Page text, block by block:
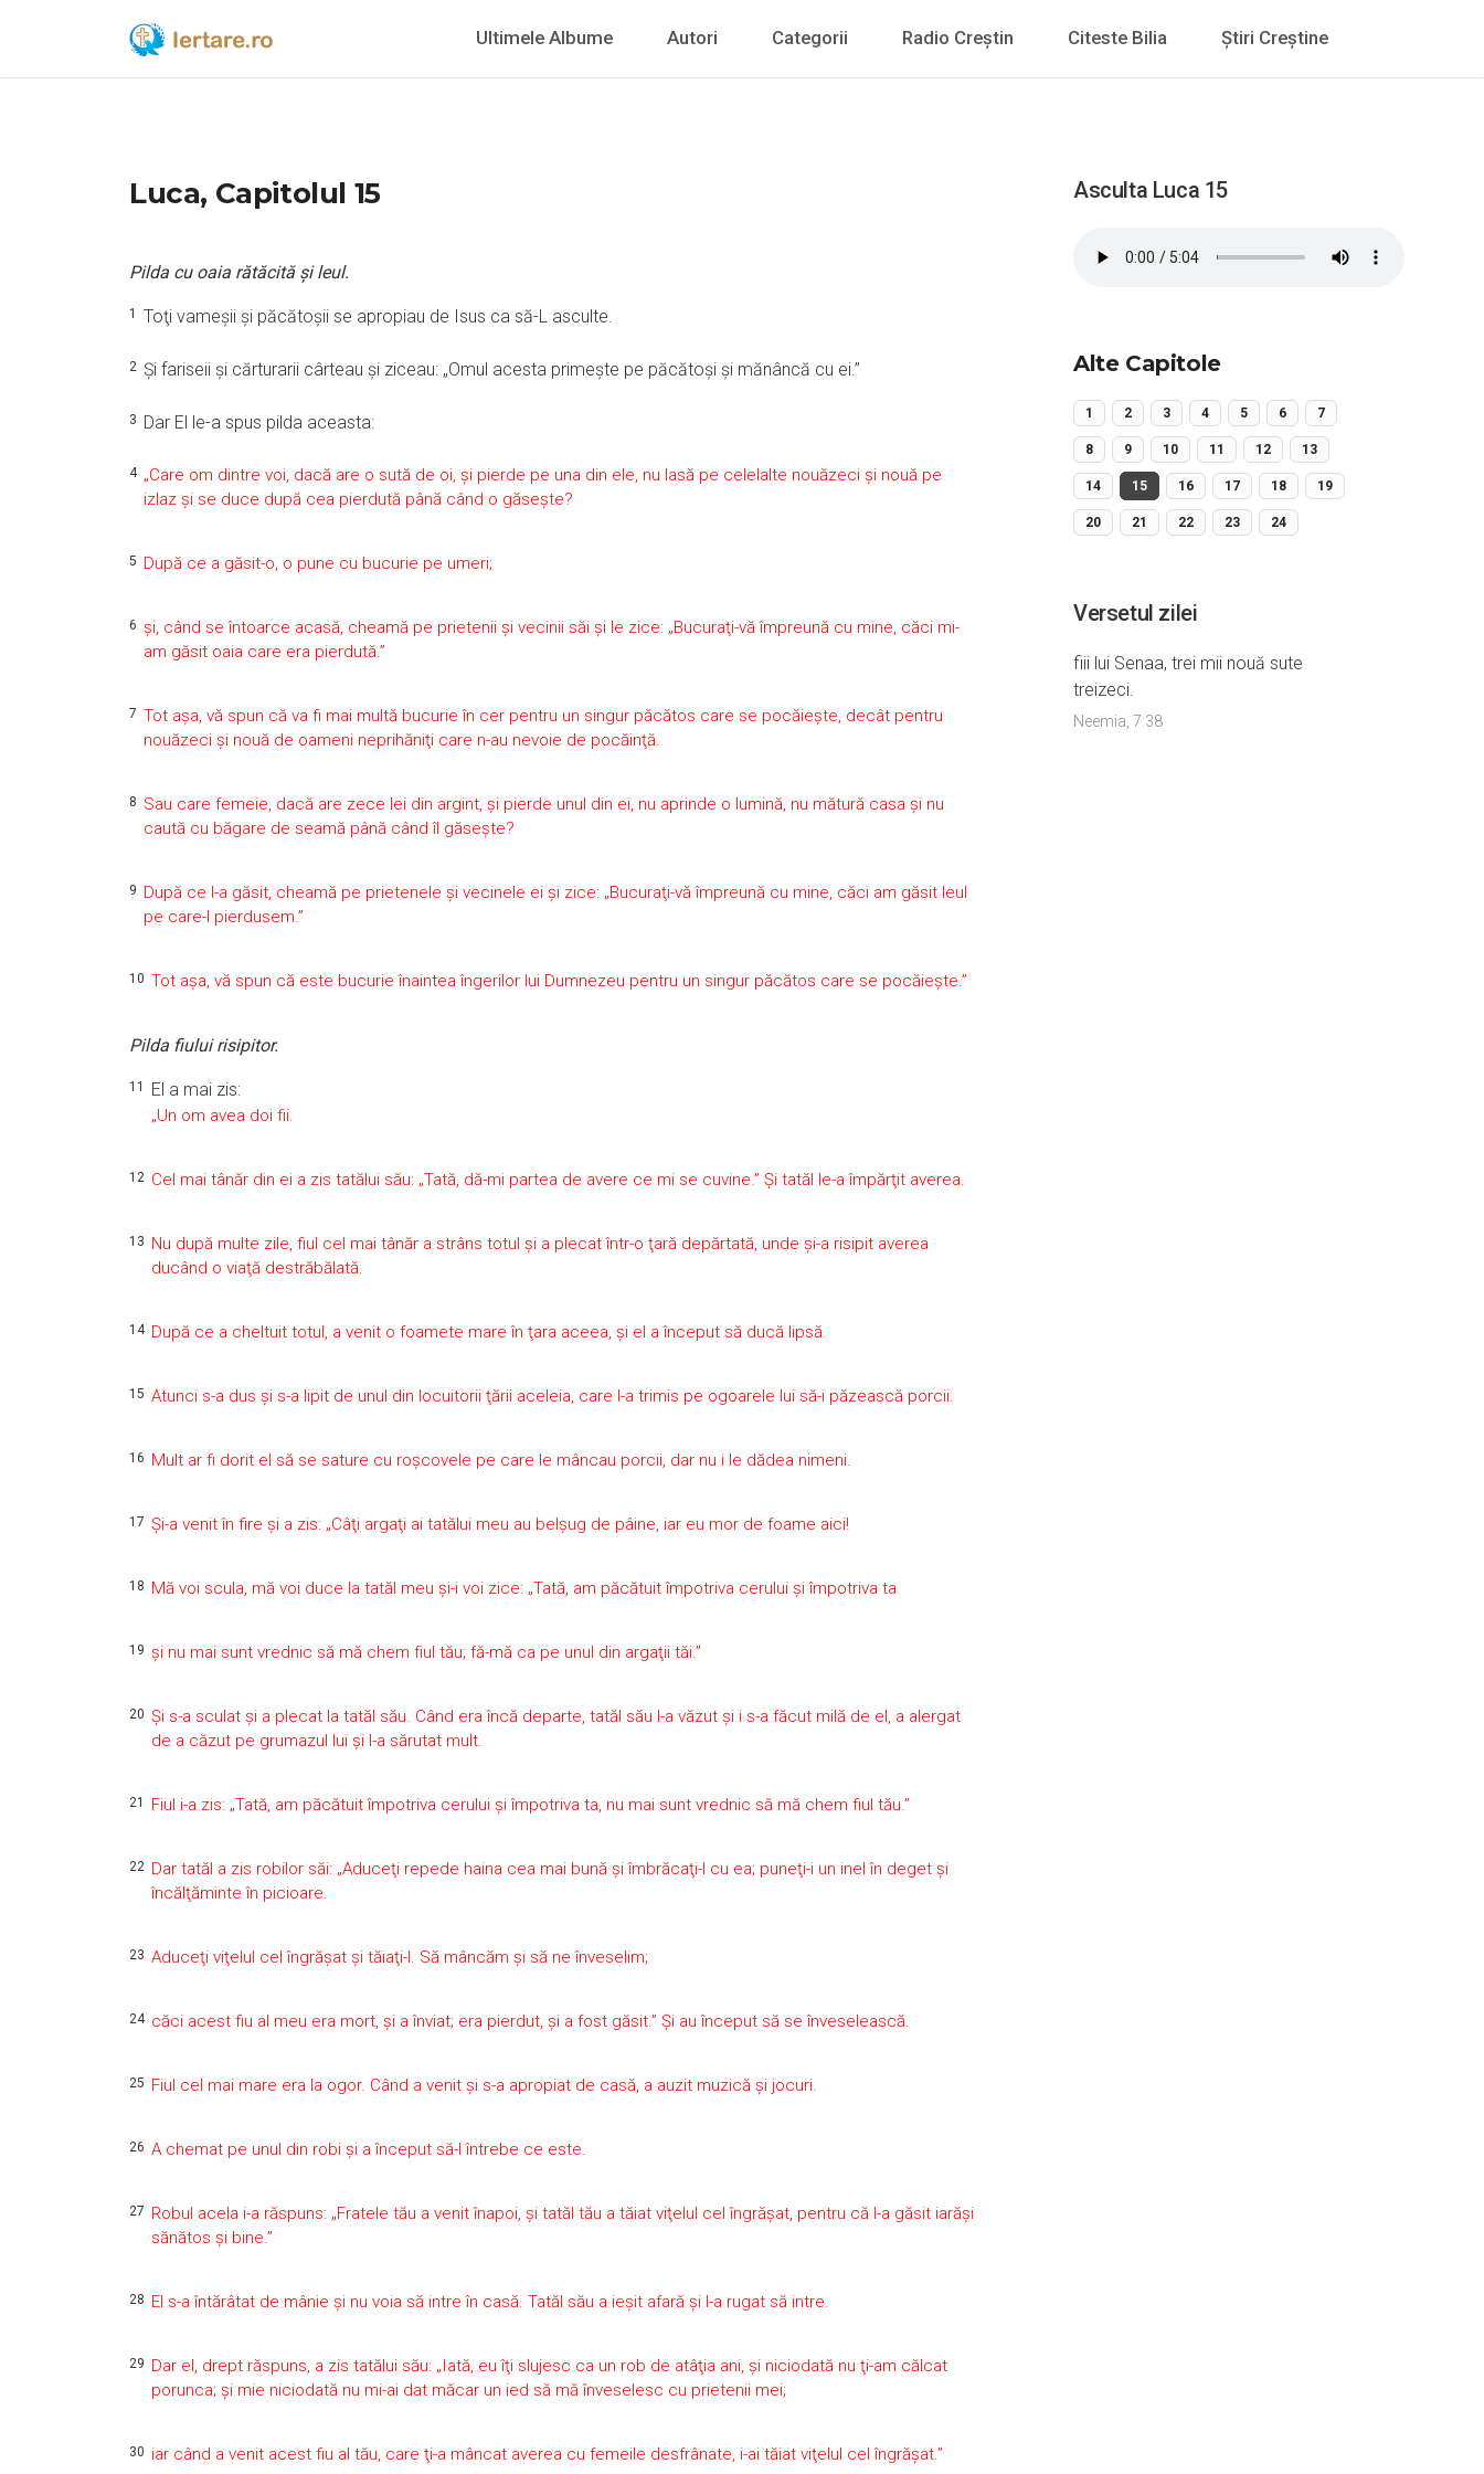
Ultimele Albume Autori Categorii Radio Creștin Citeste Bilia Știri Creștine
Luca, Capitolul 15
Pilda cu oaia rătăcită şi leul.
1 Toţi vameşii şi păcătoşii se apropiau de Isus ca să-L asculte.
2 Şi fariseii şi cărturarii cârteau şi ziceau: „Omul acesta primeşte pe păcătoşi şi mănâncă cu ei.”
3 Dar El le-a spus pilda aceasta:
4 „Care om dintre voi, dacă are o sută de oi, şi pierde pe una din ele, nu lasă pe celelalte nouăzeci şi nouă pe
izlaz şi se duce după cea pierdută până când o găseşte?
5 După ce a găsit-o, o pune cu bucurie pe umeri;
6 şi, când se întoarce acasă, cheamă pe prietenii şi vecinii săi şi le zice: „Bucuraţi-vă împreună cu mine, căci mi-
am găsit oaia care era pierdută.”
7 Tot aşa, vă spun că va fi mai multă bucurie în cer pentru un singur păcătos care se pocăieşte, decât pentru
nouăzeci şi nouă de oameni neprihăniţi care n-au nevoie de pocăinţă.
8 Sau care femeie, dacă are zece lei din argint, şi pierde unul din ei, nu aprinde o lumină, nu mătură casa şi nu
caută cu băgare de seamă până când îl găseşte?
9 După ce l-a găsit, cheamă pe prietenele şi vecinele ei şi zice: „Bucuraţi-vă împreună cu mine, căci am găsit leul
pe care-l pierdusem.”
10 Tot aşa, vă spun că este bucurie înaintea îngerilor lui Dumnezeu pentru un singur păcătos care se pocăieşte.”
Pilda fiului risipitor.
11 El a mai zis:
„Un om avea doi fii.
12 Cel mai tânăr din ei a zis tatălui său: „Tată, dă-mi partea de avere ce mi se cuvine.” Şi tatăl le-a împărţit averea.
13 Nu după multe zile, fiul cel mai tânăr a strâns totul şi a plecat într-o ţară depărtată, unde şi-a risipit averea
ducând o viaţă destrăbălată.
14 După ce a cheltuit totul, a venit o foamete mare în ţara aceea, şi el a început să ducă lipsă.
15 Atunci s-a dus şi s-a lipit de unul din locuitorii ţării aceleia, care l-a trimis pe ogoarele lui să-i păzească porcii.
16 Mult ar fi dorit el să se sature cu roşcovele pe care le mâncau porcii, dar nu i le dădea nimeni.
17 Şi-a venit în fire şi a zis: „Câţi argaţi ai tatălui meu au belşug de pâine, iar eu mor de foame aici!
18 Mă voi scula, mă voi duce la tatăl meu şi-i voi zice: „Tată, am păcătuit împotriva cerului şi împotriva ta
19 şi nu mai sunt vrednic să mă chem fiul tău; fă-mă ca pe unul din argaţii tăi.”
20 Şi s-a sculat şi a plecat la tatăl său. Când era încă departe, tatăl său l-a văzut şi i s-a făcut milă de el, a alergat
de a căzut pe grumazul lui şi l-a sărutat mult.
21 Fiul i-a zis: „Tată, am păcătuit împotriva cerului şi împotriva ta, nu mai sunt vrednic să mă chem fiul tău.”
22 Dar tatăl a zis robilor săi: „Aduceţi repede haina cea mai bună şi îmbrăcaţi-l cu ea; puneţi-i un inel în deget şi
încălţăminte în picioare.
23 Aduceţi viţelul cel îngrăşat şi tăiaţi-l. Să mâncăm şi să ne înveselim;
24 căci acest fiu al meu era mort, şi a înviat; era pierdut, şi a fost găsit.” Şi au început să se înveselească.
25 Fiul cel mai mare era la ogor. Când a venit şi s-a apropiat de casă, a auzit muzică şi jocuri.
26 A chemat pe unul din robi şi a început să-l întrebe ce este.
27 Robul acela i-a răspuns: „Fratele tău a venit înapoi, şi tatăl tău a tăiat viţelul cel îngrăşat, pentru că l-a găsit iarăşi
sănătos şi bine.”
28 El s-a întărâtat de mânie şi nu voia să intre în casă. Tatăl său a ieşit afară şi l-a rugat să intre.
29 Dar el, drept răspuns, a zis tatălui său: „Iată, eu îţi slujesc ca un rob de atâţia ani, şi niciodată nu ţi-am călcat
porunca; şi mie niciodată nu mi-ai dat măcar un ied să mă înveselesc cu prietenii mei;
30 iar când a venit acest fiu al tău, care ţi-a mâncat averea cu femeile desfrânate, i-ai tăiat viţelul cel îngrăşat.”
Asculta Luca 15
Alte Capitole
1 2 3 4 5 6 7
8 9 10 11 12 13
14 15 16 17 18 19
20 21 22 23 24
Versetul zilei
fiii lui Senaa, trei mii nouă sute
treizeci.
Neemia, 7:38